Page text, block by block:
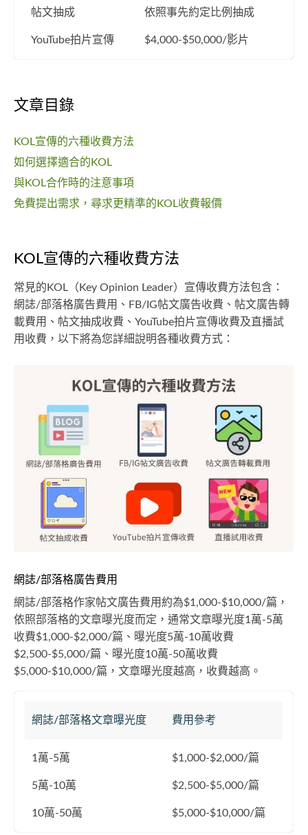
帖文抽成 依照事先約定比例抽成
YouTube拍片宣傳 $4,000-$50,000/影片
文章目錄
KOL宣傳的六種收費方法
如何選擇適合的KOL
與KOL合作時的注意事項
免費提出需求，尋求更精準的KOL收費報價
KOL宣傳的六種收費方法
常見的KOL（Key Opinion Leader）宣傳收費方法包含：
網誌/部落格廣告費用、FB/IG帖文廣告收費、帖文廣告轉
載費用、帖文抽成收費、YouTube拍片宣傳收費及直播試
用收費，以下將為您詳細說明各種收費方式：
網誌/部落格廣告費用
網誌/部落格作家帖文廣告費用約為$1,000-$10,000/篇，
依照部落格的文章曝光度而定，通常文章曝光度1萬-5萬
收費$1,000-$2,000/篇、曝光度5萬-10萬收費
$2,500-$5,000/篇、曝光度10萬-50萬收費
$5,000-$10,000/篇，文章曝光度越高，收費越高。
網誌/部落格文章曝光度 費用參考
1萬-5萬 $1,000-$2,000/篇
5萬-10萬 $2,500-$5,000/篇
10萬-50萬 $5,000-$10,000/篇